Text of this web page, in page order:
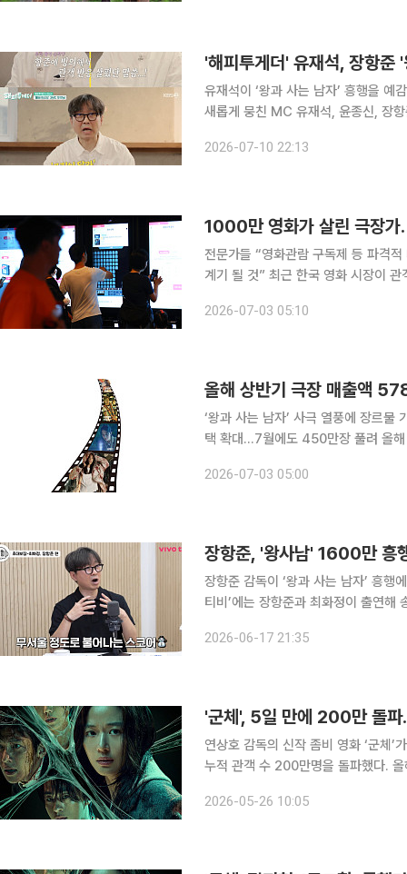
'해피투게더' 유재석, 장항
유재석이 ‘왕과 사는 남자’ 흥행을 예감했다고 털어놨다. 10일 첫
새롭게 뭉친 MC 유재석, 윤종신, 장항준의 첫 회동이 공
만 관객이 아닌 형에게 이입되어 봤다
2026-07-10 22:13
전문가들 “영화관람 구독제 등 파격
계기 될 것” 최근 한국 영화 시장이 관객의 자발적인 입소문 중심의 선진국형 구조로 체질 개선을 이
이 제기됐다. ‘왕과 사는 남자’ 등 특
2026-07-03 05:10
‘왕과 사는 남자’ 사극 열풍에 장르
택 확대…7월에도 450만장 풀려 올해 상반기 국내 극장가가 사극, 좀비, 공포 등 다양한 장르의 한
액을 기록하며 뚜렷한 회복세를 보였
2026-07-03 05:00
장항준, '왕사남' 1600만 흥
장항준 감독이 ‘왕과 사는 남자’ 흥행에 편하지만
티비’에는 장항준과 최화정이 출연해 송은
2026-06-17 21:35
'군체', 5일 만에 200만 돌파
연상호 감독의 신작 좀비 영화 ‘군체
누적 관객 수 200만명을 돌파했다. 올해 개봉
2026-05-26 10:05